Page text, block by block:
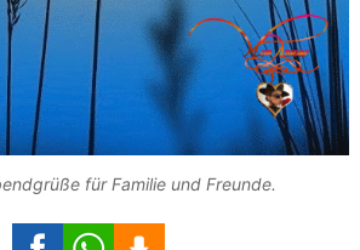
für Familie und Freunde.